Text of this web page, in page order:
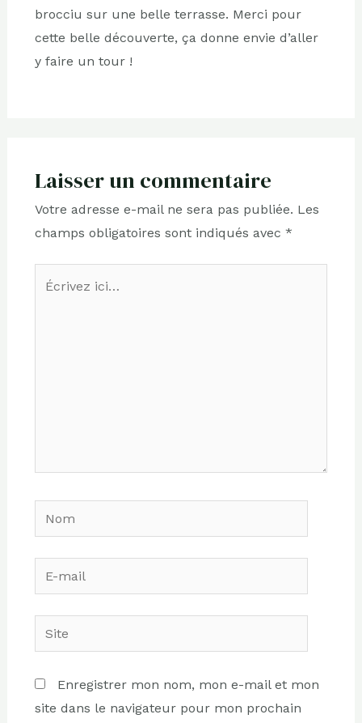
brocciu sur une belle terrasse. Merci pour
cette belle découverte, ça donne envie d’aller
y faire un tour !
Laisser un commentaire
Votre adresse e-mail ne sera pas publiée. Les
champs obligatoires sont indiqués avec *
Nom
E-
mail
Site
Enregistrer mon nom, mon e-mail et mon
site dans le navigateur pour mon prochain